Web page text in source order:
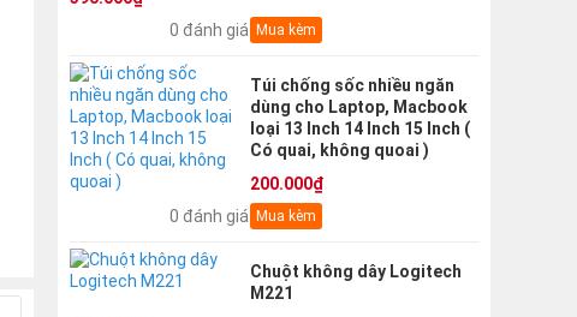
0 đánh giá
Mua kèm
Túi chống sốc nhiều ngăn
dùng cho Laptop, Macbook
loại 13 Inch 14 Inch 15 Inch (
Có quai, không quoai )
200.000₫
0 đánh giá
Mua kèm
Chuột không dây Logitech
M221